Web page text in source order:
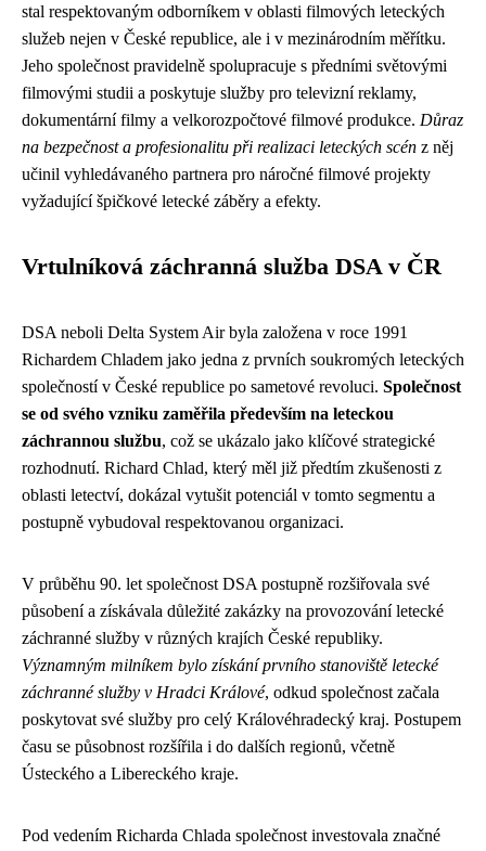
stal respektovaným odborníkem v oblasti filmových leteckých
služeb nejen v České republice, ale i v mezinárodním měřítku.
Jeho společnost pravidelně spolupracuje s předními světovými
filmovými studii a poskytuje služby pro televizní reklamy,
dokumentární filmy a velkorozpočtové filmové produkce. Důraz
na bezpečnost a profesionalitu při realizaci leteckých scén z něj
učinil vyhledávaného partnera pro náročné filmové projekty
vyžadující špičkové letecké záběry a efekty.
Vrtulníková záchranná služba DSA v ČR
DSA neboli Delta System Air byla založena v roce 1991
Richardem Chladem jako jedna z prvních soukromých leteckých
společností v České republice po sametové revoluci. Společnost
se od svého vzniku zaměřila především na leteckou
záchrannou službu, což se ukázalo jako klíčové strategické
rozhodnutí. Richard Chlad, který měl již předtím zkušenosti z
oblasti letectví, dokázal vytušit potenciál v tomto segmentu a
postupně vybudoval respektovanou organizaci.
V průběhu 90. let společnost DSA postupně rozšiřovala své
působení a získávala důležité zakázky na provozování letecké
záchranné služby v různých krajích České republiky.
Významným milníkem bylo získání prvního stanoviště letecké
záchranné služby v Hradci Králové, odkud společnost začala
poskytovat své služby pro celý Královéhradecký kraj. Postupem
času se působnost rozšířila i do dalších regionů, včetně
Ústeckého a Libereckého kraje.
Pod vedením Richarda Chlada společnost investovala značné